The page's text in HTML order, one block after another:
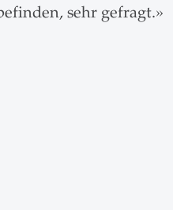
sehr gefragt.»